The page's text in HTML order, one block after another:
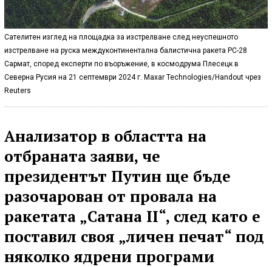
Сателитен изглед на площадка за изстрелване след неуспешното
изстрелване на руска междуконтинентална балистична ракета РС-28
Сармат, според експерти по въоръжение, в космодрума Плесецк в
Северна Русия на 21 септември 2024 г. Maxar Technologies/Handout чрез
Reuters
Анализатор в областта на
отбраната заяви, че
президентът Путин ще бъде
разочарован от провала на
ракетата „Сатана II“, след като е
поставил своя „личен печат“ под
няколко ядрени програми